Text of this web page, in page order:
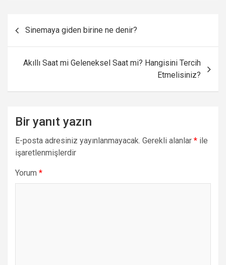
gezinmesi
Sinemaya giden birine ne denir?
Akıllı Saat mi Geleneksel Saat mi? Hangisini Tercih
Etmelisiniz?
Bir yanıt yazın
E-posta adresiniz yayınlanmayacak. Gerekli alanlar * ile
işaretlenmişlerdir
Yorum *